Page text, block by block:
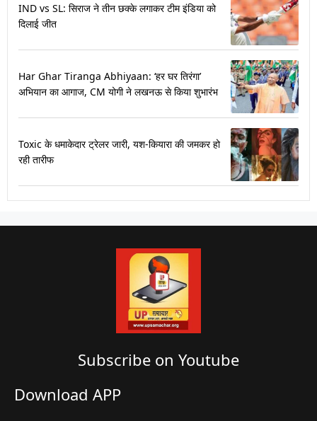
IND vs SL: सिराज ने तीन छक्के लगाकर टीम इंडिया को
दिलाई जीत
Har Ghar Tiranga Abhiyaan: ‘हर घर तिरंगा’
अभियान का आगाज, CM योगी ने लखनऊ से किया शुभारंभ
Toxic के धमाकेदार ट्रेलर जारी, यश-कियारा की जमकर हो
रही तारीफ
Subscribe on Youtube​
Download APP